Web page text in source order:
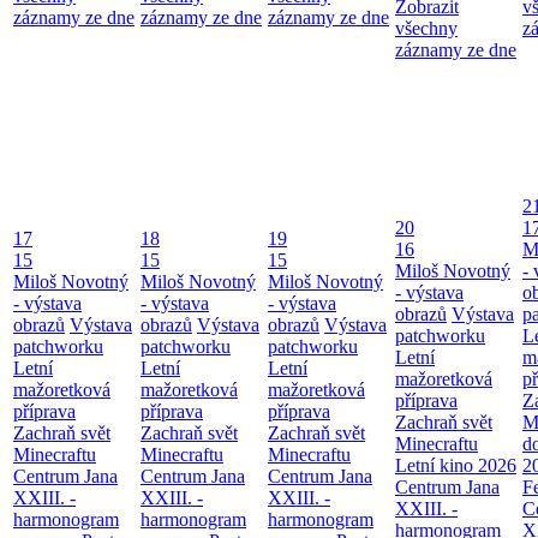
záznamy ze dne záznamy ze dne záznamy ze dne
Zobrazit
všechny
záznamy ze dne
17
15
Miloš Novotný
- výstava
obrazů Výstava
patchworku
Letní
mažoretková
příprava
Zachraň svět
Minecraftu
Centrum Jana
XXIII. -
harmonogram
18
15
Miloš Novotný
- výstava
obrazů Výstava
patchworku
Letní
mažoretková
příprava
Zachraň svět
Minecraftu
Centrum Jana
XXIII. -
harmonogram
19
15
Miloš Novotný
- výstava
obrazů Výstava
patchworku
Letní
mažoretková
příprava
Zachraň svět
Minecraftu
Centrum Jana
XXIII. -
harmonogram
20
16
Miloš Novotný
- výstava
obrazů Výstava
patchworku
Letní
mažoretková
příprava
Zachraň svět
Minecraftu
Letní kino 2026
Centrum Jana
XXIII. -
harmonogram
-